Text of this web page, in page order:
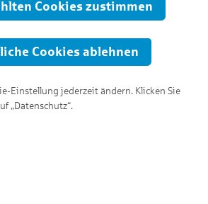
Cookies zustimmen
Cookies ablehnen
Einstellung jederzeit ändern. Klicken Sie
„Datenschutz“.